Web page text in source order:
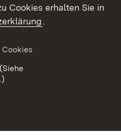
Erklärung zur
Cookies erhalten Sie in
.